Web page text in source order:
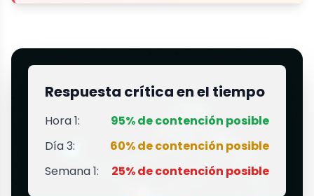
Respuesta crítica en el tiempo
Hora 1:
95% de contención posible
Día 3:
60% de contención posible
Semana 1:
25% de contención posible